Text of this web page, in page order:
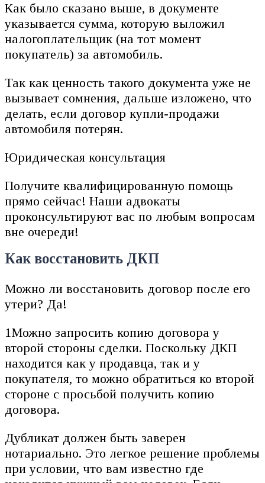
Как было сказано выше, в документе
указывается сумма, которую выложил
налогоплательщик (на тот момент
покупатель) за автомобиль.
Так как ценность такого документа уже не
вызывает сомнения, дальше изложено, что
делать, если договор купли-продажи
автомобиля потерян.
Юридическая консультация
Получите квалифицированную помощь
прямо сейчас! Наши адвокаты
проконсультируют вас по любым вопросам
вне очереди!
Как восстановить ДКП
Можно ли восстановить договор после его
утери? Да!
1Можно запросить копию договора у
второй стороны сделки. Поскольку ДКП
находится как у продавца, так и у
покупателя, то можно обратиться ко второй
стороне с просьбой получить копию
договора.
Дубликат должен быть заверен
нотариально. Это легкое решение проблемы
при условии, что вам известно где